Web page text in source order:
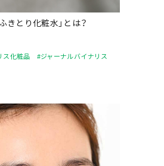
きとり化粧水」とは？
ス化粧品
#ジャーナルバイナリス